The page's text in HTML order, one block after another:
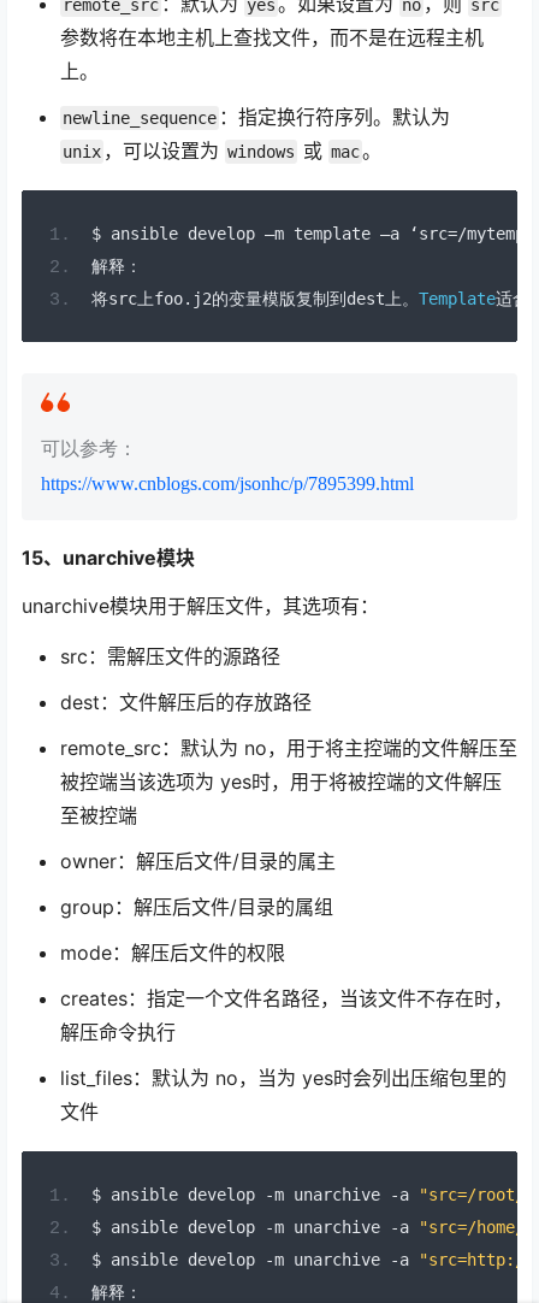
remote_src yes no src
参数将在本地主机上查找文件，而不是在远程主机
上。
newline_sequence ：指定换行符序列。默认为
unix ，可以设置为 windows 或 mac。
$ ansible develop –m template –a ‘src=/
解释：
将src上foo. j2的变量模版复制到 dest 上。 Template适合
可以参考：
https://www.cnblogs.com/jsonhc/p/7895399.html
15、unarchive模块
unarchive模块用于解压文件，其选项有：
src：需解压文件的源路径
dest：文件解压后的存放路径
remote_src：默认为 no，用于将主控端的文件解压至
被控端当该选项为 yes时，用于将被控端的文件解压
至被控端
owner：解压后文件/目录的属主
group：解压后文件/目录的属组
mode：解压后文件的权限
creates：指定一个文件名路径，当该文件不存在时，
解压命令执行
list_files：默认为 no，当为 yes时会列出压缩包里的
文件
$ ansible develop -m unarchive -a
"src=/root/
$ ansible develop
-m unarchive -a
"src=/
$ ansible develop
-m unarchive -a
"src=http://
解释：